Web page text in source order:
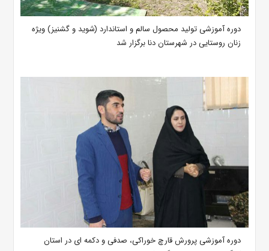
دوره آموزشی تولید محصول سالم و استاندارد (شوید و گشنیز) ویژه
زنان روستایی در شهرستان دنا برگزار شد
دوره آموزشی پرورش قارچ خوراکی، صدفی و دکمه ای در استان